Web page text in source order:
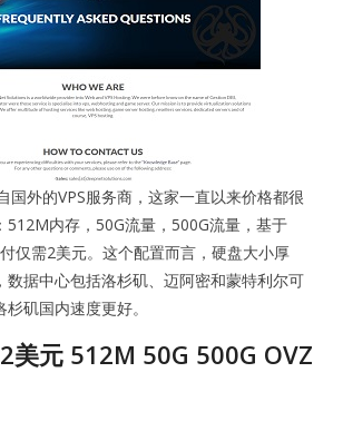
国外的VPS服务商，这家一直以来价格都很
512M内存，50G流量，500G流量，基于
仅需2美元。这个配置而言，硬盘大小厚
数据中心包括洛杉矶、迈阿密和蒙特利尔可
矶国内速度更好。
美元 512M 50G 500G OVZ